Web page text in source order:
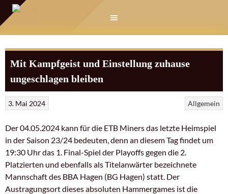
Springe
zum
Mit Kampfgeist und Einstellung zuhause
ungeschlagen bleiben
Allgemein
3. Mai 2024
Der 04.05.2024 kann für die ETB Miners das letzte Heimspiel
in der Saison 23/24 bedeuten, denn an diesem Tag findet um
19:30 Uhr das 1. Final-Spiel der Playoffs gegen die 2.
Platzierten und ebenfalls als Titelanwärter bezeichnete
Mannschaft des BBA Hagen (BG Hagen) statt. Der
Austragungsort dieses absoluten Hammergames ist die